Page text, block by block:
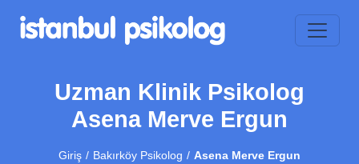
Uzman Klinik Psikolog
Asena Merve Ergun
Giriş Bakırköy Psikolog Asena Merve Ergun